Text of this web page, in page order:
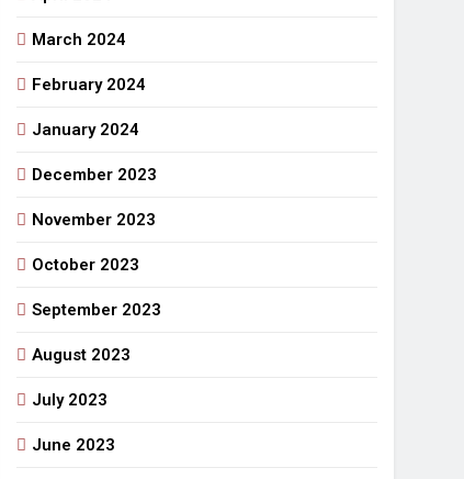
March 2024
February 2024
January 2024
December 2023
November 2023
October 2023
September 2023
August 2023
July 2023
June 2023